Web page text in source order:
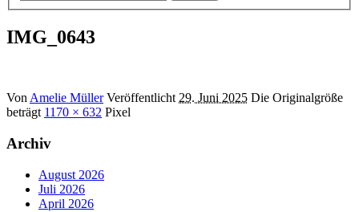
IMG_0643
VonAmelie Müller Veröffentlicht29. Juni 2025 Die Originalgröße
beträgt 1170 × 632 Pixel
Archiv
August 2026
Juli 2026
April 2026